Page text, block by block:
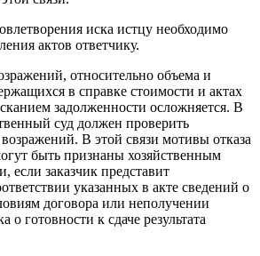
иска истцу необходимо
актов ответчику.
относительно объема и
в справке стоимости и актах
задолженности осложняется. В
суд должен проверить
В этой связи мотивы отказа
быть признаны хозяйственным
если заказчик представит
указанных в акте сведений о
договора или неполучении
о готовности к сдаче результата